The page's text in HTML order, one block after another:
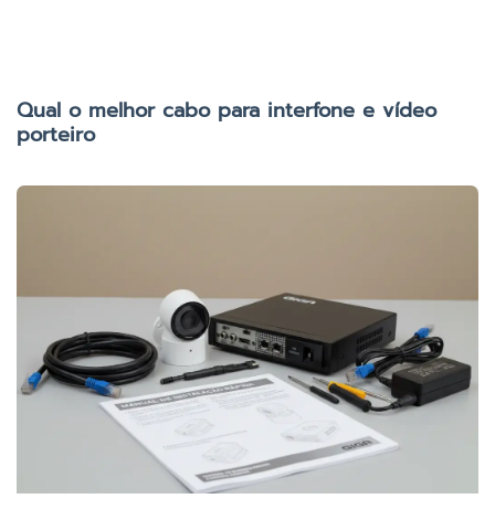
Qual o melhor cabo para interfone e vídeo
porteiro